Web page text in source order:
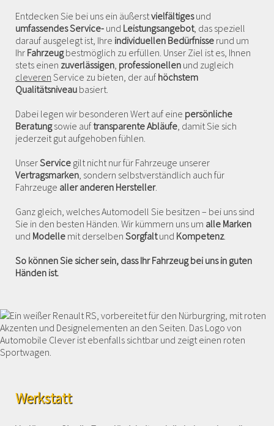
Entdecken Sie bei uns ein äußerstvielfältigesund
umfassendes Service- und Leistungsangebot, das speziell
darauf ausgelegt ist, Ihre individuellen Bedürfnisse rund um
Ihr Fahrzeugbestmöglich zu erfüllen. Unser Ziel ist es, Ihnen
stets einen zuverlässigen, professionellen und zugleich
cleveren Service zu bieten, der auf höchstem
Qualitätsniveau basiert.
Dabei legen wir besonderen Wert auf eine persönliche
Beratungsowie auf transparente Abläufe, damit Sie sich
jederzeit gut aufgehoben fühlen.
UnserService gilt nicht nur für Fahrzeuge unserer
Vertragsmarken, sondern selbstverständlich auch für
Fahrzeuge aller anderen Hersteller.
Ganz gleich, welches Automodell Sie besitzen – bei uns sind
Sie in den besten Händen. Wir kümmern uns um alle Marken
und Modelle mit derselben Sorgfaltund Kompetenz.
So können Sie sicher sein, dass Ihr Fahrzeug bei uns in guten
Händen ist.
Werkstatt